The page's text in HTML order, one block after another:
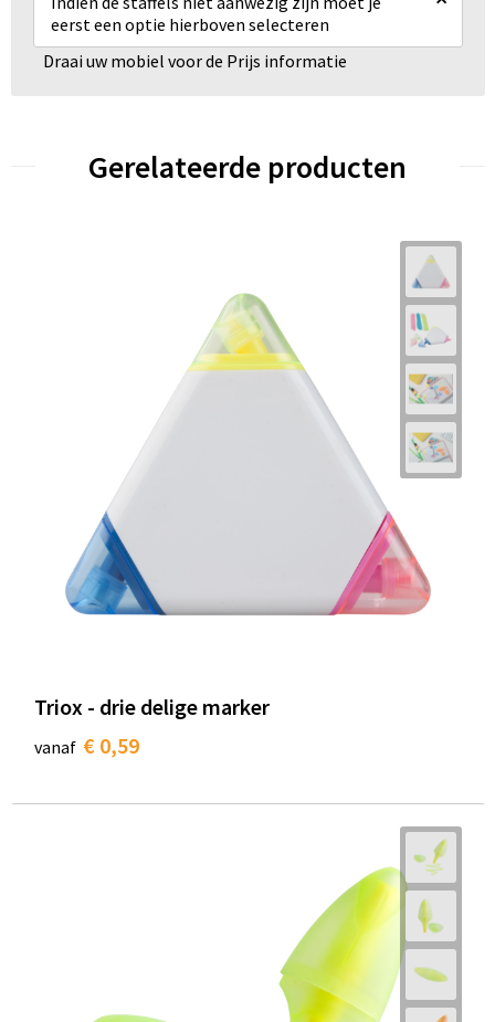
eerst een optie hierboven selecteren
Draai uw mobiel voor de Prijs informatie
Gerelateerde producten
Triox - drie delige marker
vanaf € 0,59